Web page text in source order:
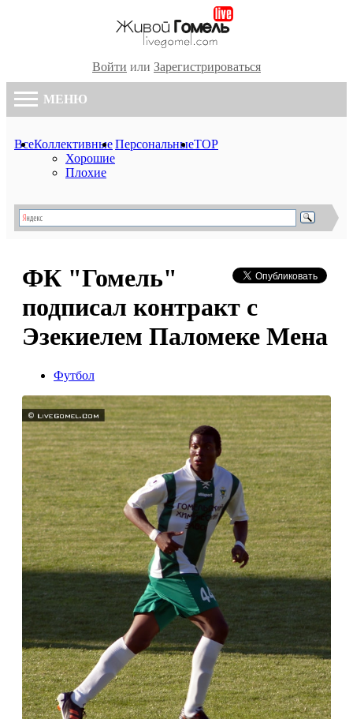
Войти или Зарегистрироваться
МЕНЮ
ВсеКоллективные
Хорошие
Плохие
ПерсональныеTOP
ФК "Гомель"
подписал контракт с
Эзекиелем Паломеке Мена
Футбол